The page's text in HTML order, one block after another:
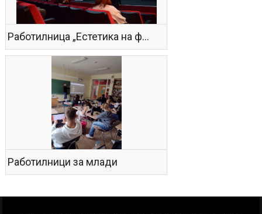
Работилница „Естетика на филмскиот јазик“
Работилници за млади